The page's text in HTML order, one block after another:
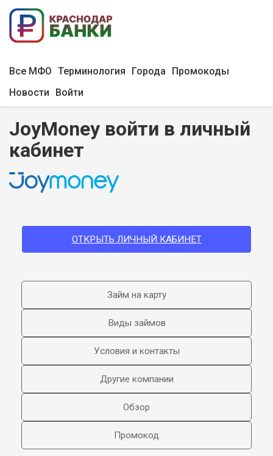
Все МФО Терминология Города
Промокоды
Новости
Войти
JoyMoney войти в личный
кабинет
ОТКРЫТЬ ЛИЧНЫЙ КАБИНЕТ
Займ на карту
Виды займов
Условия и контакты
Другие компании
Обзор
Промокод